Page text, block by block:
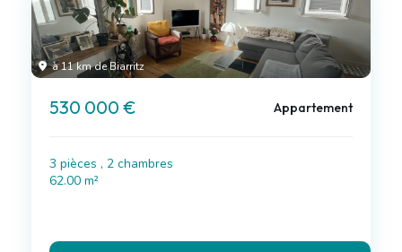
à 11 km de Biarritz
530 000 € Appartement
3 pièces , 2 chambres
62.00 m²